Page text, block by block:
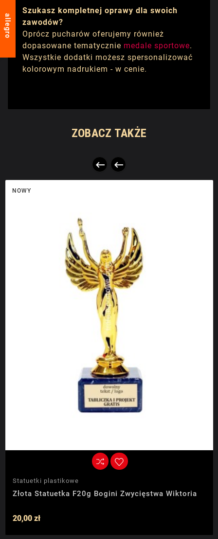
Szukasz kompletnej oprawy dla swoich
zawodów?
Oprócz pucharów oferujemy również
dopasowane tematycznie medale sportowe.
Wszystkie dodatki możesz spersonalizować
kolorowym nadrukiem - w cenie.
ZOBACZ TAKŻE
 
NOWY
Statuetki plastikowe
Złota Statuetka F20g Bogini Zwycięstwa Wiktoria
20,00 zł
allegro